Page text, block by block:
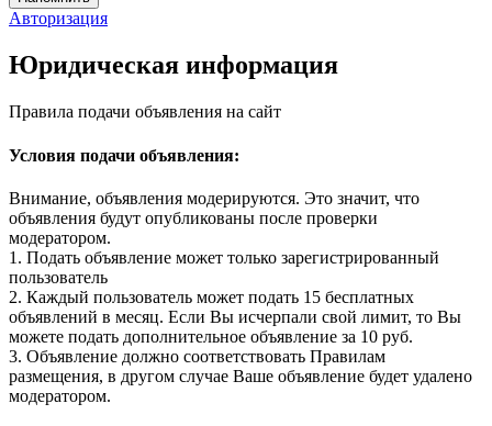
Авторизация
Юридическая информация
Правила подачи объявления на сайт
Условия подачи объявления:
Внимание, объявления модерируются. Это значит, что
объявления будут опубликованы после проверки
модератором.
1. Подать объявление может только зарегистрированный
пользователь
2. Каждый пользователь может подать 15 бесплатных
объявлений в месяц. Если Вы исчерпали свой лимит, то Вы
можете подать дополнительное объявление за 10 руб.
3. Объявление должно соответствовать Правилам
размещения, в другом случае Ваше объявление будет удалено
модератором.